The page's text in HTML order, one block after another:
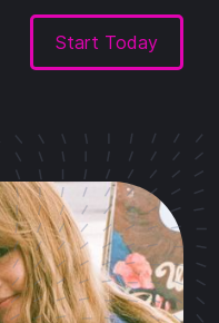
Start Today